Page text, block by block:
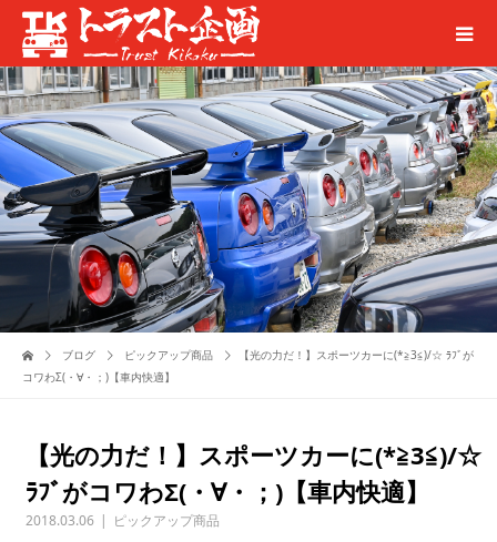
ブログ ピックアップ商品
【光の力だ！】スポーツカーに(*≧3≦)/☆ ﾗﾌﾞが
コワわΣ(・∀・；)【車内快適】
【光の力だ！】スポーツカーに(*≧3≦)/☆
ﾗﾌﾞがコワわΣ(・∀・；)【車内快適】
2018.03.06 ピックアップ商品